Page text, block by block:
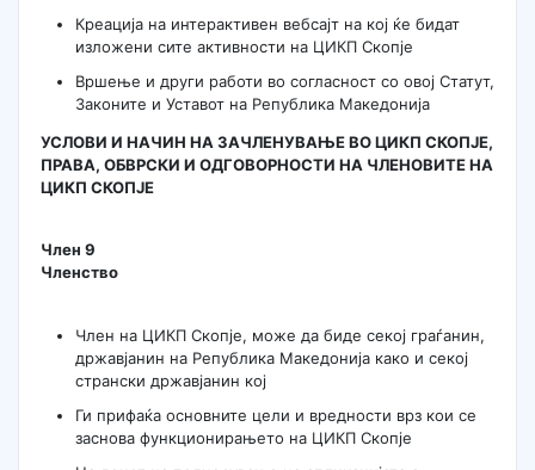
Креација на интерактивен вебсајт на кој ќе бидат
изложени сите активности на ЦИКП Скопје
Вршење и други работи во согласност со овој Статут,
Законите и Уставот на Република Македонија
УСЛОВИ И НАЧИН НА ЗАЧЛЕНУВАЊЕ ВО ЦИКП СКОПЈЕ,
ПРАВА, ОБВРСКИ И ОДГОВОРНОСТИ НА ЧЛЕНОВИТЕ НА
ЦИКП СКОПЈЕ
Член 9
Членство
Член на ЦИКП Скопје, може да биде секој граѓанин,
државјанин на Република Македонија како и секој
странски државјанин кој
Ги прифаќа основните цели и вредности врз кои се
заснова функционирањето на ЦИКП Скопје